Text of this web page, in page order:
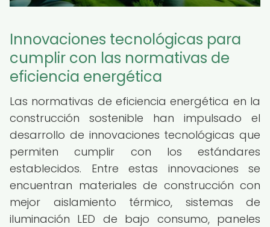
Innovaciones tecnológicas para
cumplir con las normativas de
eficiencia energética
Las normativas de eficiencia energética en la
construcción sostenible han impulsado el
desarrollo de innovaciones tecnológicas que
permiten cumplir con los estándares
establecidos. Entre estas innovaciones se
encuentran materiales de construcción con
mejor aislamiento térmico, sistemas de
iluminación LED de bajo consumo, paneles